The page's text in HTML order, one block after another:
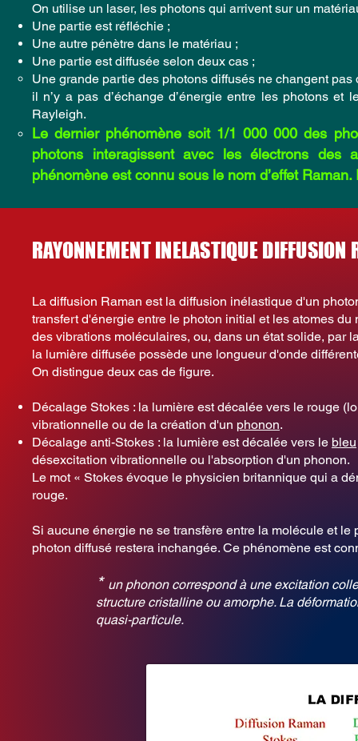
On utilise un laser, les photons qui arrivent sur un
Une partie est réfléchie ;
Une autre pénètre dans le matériau ;
Une partie est diffusée selon deux cas ;
Une grande partie des photons diffusés ne changent
il n’y a pas d’échange d’énergie entre les photons et
Rayleigh.
Le dernier phénomène soit 1/1 000 000 des
photons interagissent avec les électrons des
phénomène est connu sous le nom d’effet
RAYONNEMENT INELASTIQUE DIFFUSION
La diffusion Raman est la diffusion inélastique d'un
transfert d'énergie entre le photon initial et les atomes
des vibrations moléculaires, ou, dans un état solide, par
la lumière diffusée possède une longueur d'onde
On distingue deux cas de figure.
Décalage Stokes : la lumière est décalée vers le rouge
vibrationnelle ou de la création d'un phonon.
Décalage anti-Stokes : la lumière est décalée vers le bleu
désexcitation vibrationnelle ou l'absorption d'un phonon.
Le mot « Stokes évoque le physicien britannique qui a
rouge.
Si aucune énergie ne se transfère entre la molécule et
photon diffusé restera inchangée. Ce phénomène est
* un phonon correspond à une excitation
structure cristalline ou amorphe. La
quasi-particule.